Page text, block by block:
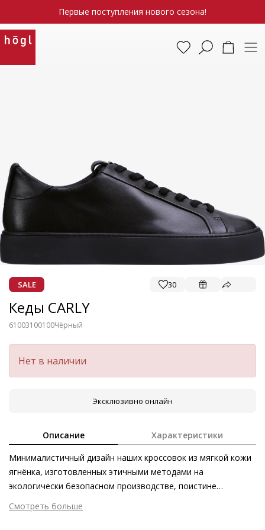
Первые поступления нового сезона!
SALE 30
Кеды CARLY
61003100100Чёрный
Нет в наличии
Эксклюзивно онлайн
Описание Характеристики
Минималистичный дизайн наших кроссовок из мягкой кожи
ягнёнка, изготовленных этичными методами на
экологически безопасном производстве, поистине
универсален. Базовые кроссовки в чёрном и белом цветах в
этом сезоне являются основой любого гардероба. В
Смотреть больше